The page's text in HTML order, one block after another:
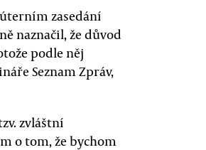
zasedání
naznačil, že důvod
podle něj
Seznam Zpráv,
zvláštní
o tom, že bychom